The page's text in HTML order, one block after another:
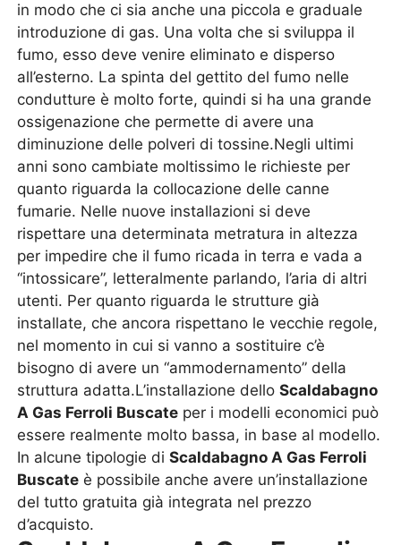
in modo che ci sia anche una piccola e graduale
introduzione di gas. Una volta che si sviluppa il
fumo, esso deve venire eliminato e disperso
all’esterno. La spinta del gettito del fumo nelle
condutture è molto forte, quindi si ha una grande
ossigenazione che permette di avere una
diminuzione delle polveri di tossine.Negli ultimi
anni sono cambiate moltissimo le richieste per
quanto riguarda la collocazione delle canne
fumarie. Nelle nuove installazioni si deve
rispettare una determinata metratura in altezza
per impedire che il fumo ricada in terra e vada a
“intossicare”, letteralmente parlando, l’aria di altri
utenti. Per quanto riguarda le strutture già
installate, che ancora rispettano le vecchie regole,
nel momento in cui si vanno a sostituire c’è
bisogno di avere un “ammodernamento” della
struttura adatta.L’installazione delloScaldabagno
A Gas Ferroli Buscate per i modelli economici può
essere realmente molto bassa, in base al modello.
In alcune tipologie diScaldabagno A Gas Ferroli
Buscate è possibile anche avere un’installazione
del tutto gratuita già integrata nel prezzo
d’acquisto.